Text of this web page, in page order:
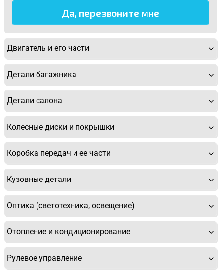
Двигатель и его части
Детали багажника
Детали салона
Колесные диски и покрышки
Коробка передач и ее части
Кузовные детали
Оптика (светотехника, освещение)
Отопление и кондиционирование
Рулевое управление
У Вас возникли вопросы? Вы не
нашли нужную Вам деталь?